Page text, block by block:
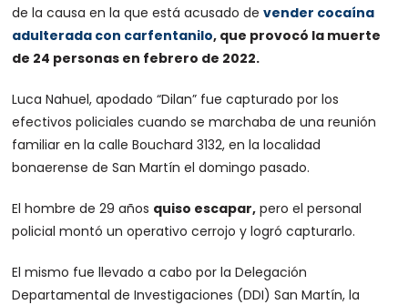
de la causa en la que está acusado devender cocaína
adulterada con carfentanilo, que provocó la muerte
de 24 personas en febrero de 2022.
Luca Nahuel, apodado “Dilan” fue capturado por los
efectivos policiales cuando se marchaba de una reunión
familiar en la calle Bouchard 3132, en la localidad
bonaerense de San Martín el domingo pasado.
El hombre de 29 años quiso escapar, pero el personal
policial montó un operativo cerrojo y logró capturarlo.
El mismo fue llevado a cabo por la Delegación
Departamental de Investigaciones (DDI) San Martín, la